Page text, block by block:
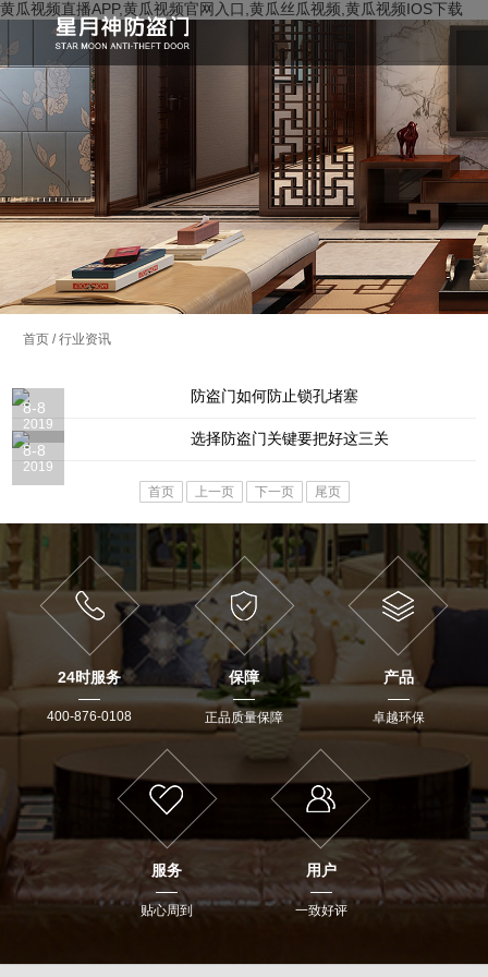
黄瓜视频直播APP,黄瓜视频官网入口,黄瓜丝瓜视频,黄瓜视频IOS下载
首页 / 行业资讯
8-8
2019
防盗门如何防止锁孔堵塞
8-8
2019
选择防盗门关键要把好这三关
首页 上一页 下一页 尾页
24时服务
400-876-0108
保障
正品质量保障
产品
卓越环保
服务
贴心周到
用户
一致好评